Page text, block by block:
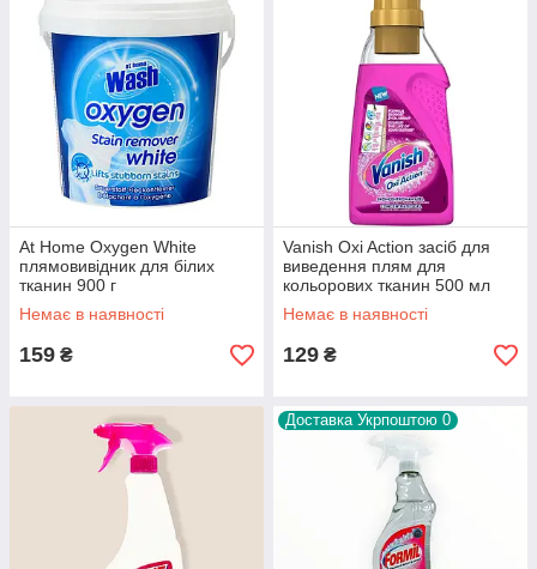
At Home Oxygen White
плямовивідник для білих
тканин 900 г
Немає в наявності
159 ₴
Vanish Oxi Action засіб для
виведення плям для
кольорових тканин 500 мл
Немає в наявності
129 ₴
Доставка Укрпоштою 0